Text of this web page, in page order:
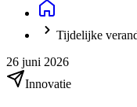
Tijdelijke
26 juni 2026
Innovatie